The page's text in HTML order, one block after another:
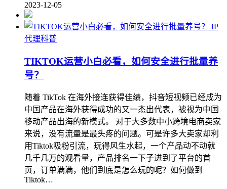
2023-12-05
IP
代理科普
TIKTOK运营小白必看，如何安全进行批量养
号？
随着 TikTok 在海外接连获得佳绩，抖音短视频已经成为
中国产品在海外获得成功的又一杰出代表，被视为中国
移动产品出海的新模式。 对于大多数中小跨境电商卖家
来说，没有流量是最头疼的问题。可是许多大卖家却利
用Tiktok吸粉引流，玩得风生水起，一个产品动不动就
几千几万的观看量，产品排名一下子进到了平台的首
页，订单满满，他们到底是怎么玩的呢？如何做到
Tiktok…